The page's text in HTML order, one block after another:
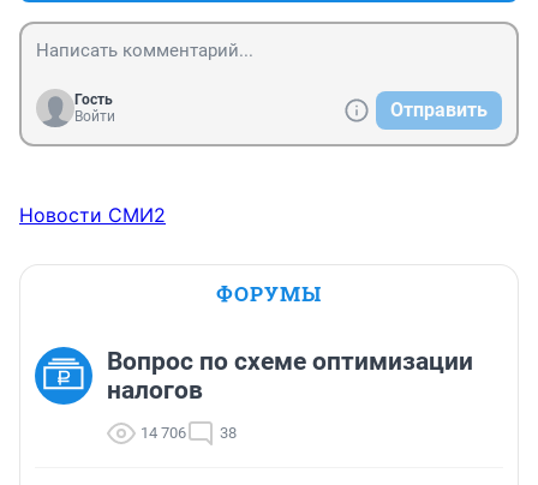
телефонном разговоре Галя просит ее: "- Позовите
Лукашина!". Но спустя какое-то время, когда Женя
узнает фамилию Нади (Шевелёва), она вопрошает
его: "- А как твоя фамилия?".
Гость
Войти
Отправить
Новости СМИ2
ФОРУМЫ
Вопрос по схеме оптимизации
налогов
14 706 38